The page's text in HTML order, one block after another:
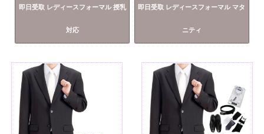
即日受取 レディースフォーマル 授乳
対応
即日受取 レディースフォーマル マタ
ニティ